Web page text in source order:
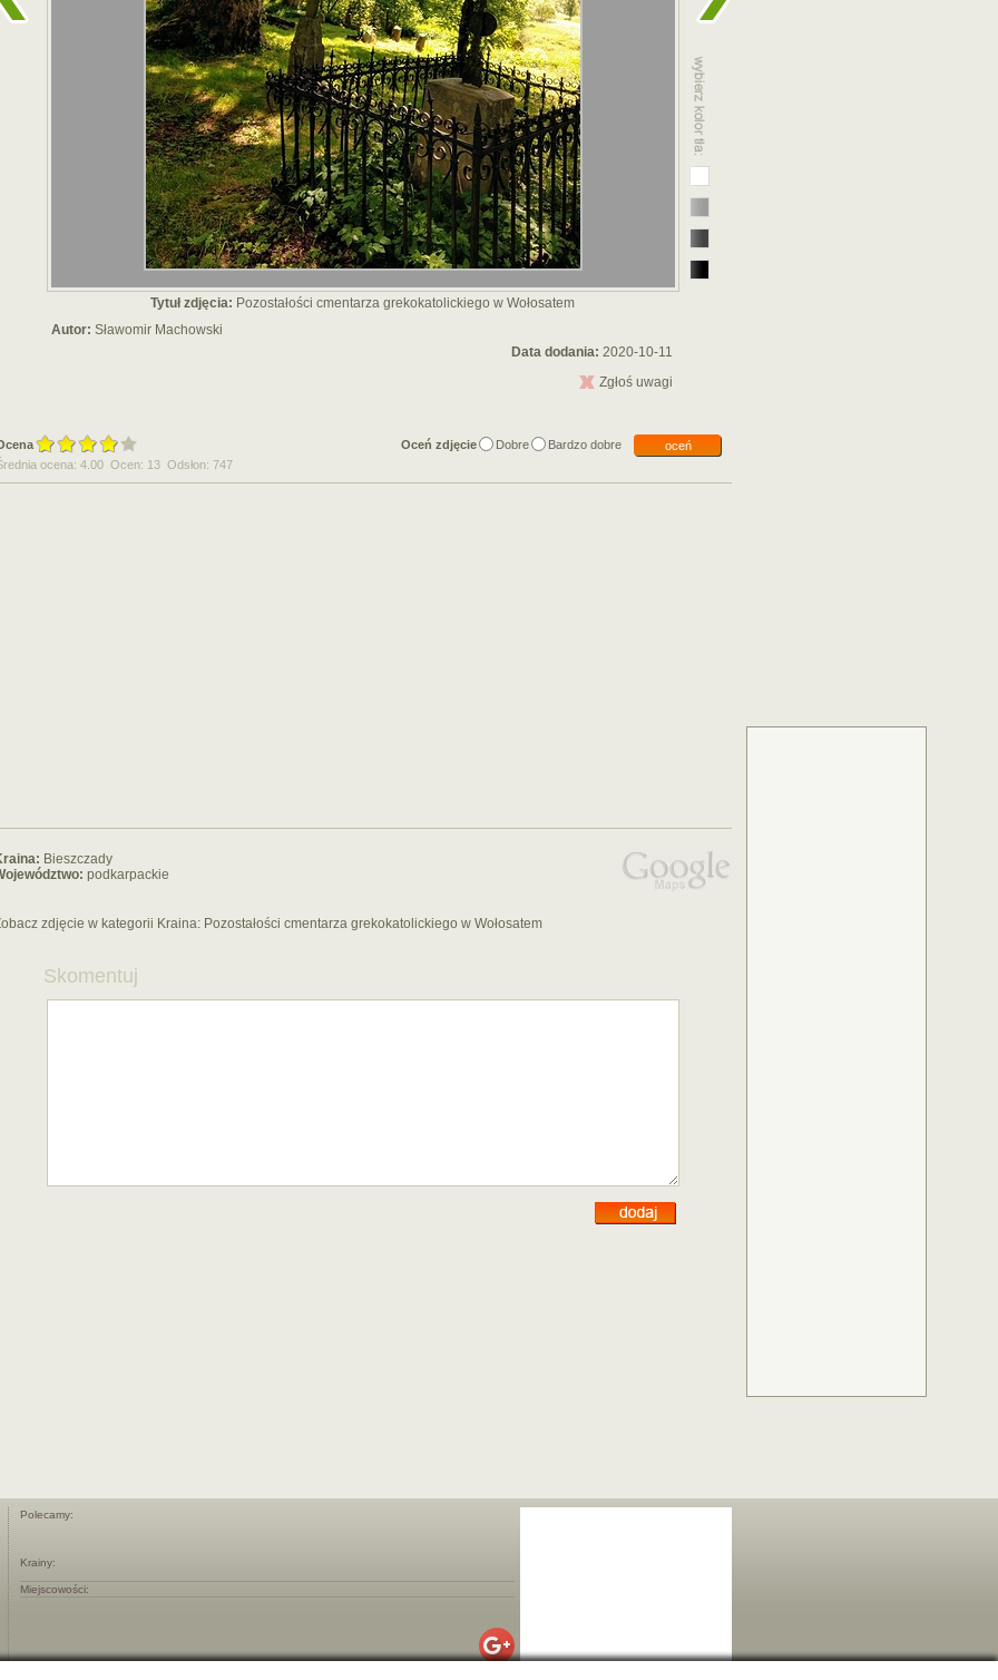
Tytuł zdjęcia: Pozostałości cmentarza grekokatolickiego w Wołosatem
Autor: Sławomir Machowski
Data dodania: 2020-10-11
Zgłoś uwagi
Oceń zdjęcie Dobre Bardzo dobre
oceń
ocena: 4.00 Ocen: 13 Odsłon: 747
Bieszczady
podkarpackie
zdjęcie w kategorii Kraina: Pozostałości cmentarza grekokatolickiego w Wołosatem
Skomentuj
Polecamy:
Krainy:
Miejscowości: